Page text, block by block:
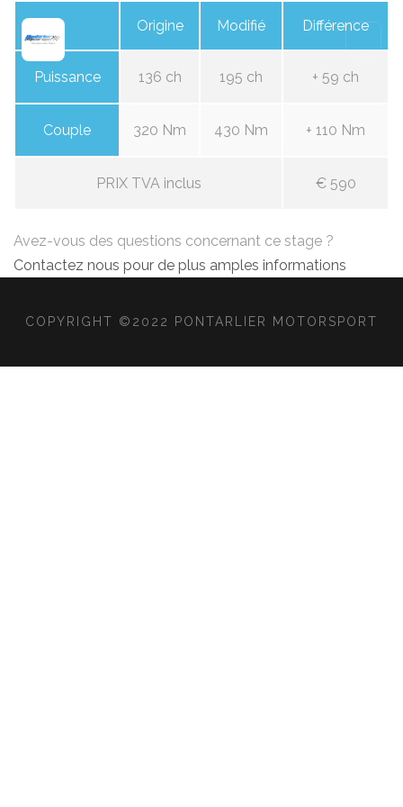
Origine Modifié Différence
Puissance 136 ch 195 ch + 59 ch
Couple 320 Nm 430 Nm + 110 Nm
PRIX TVA inclus € 590
Avez-vous des questions concernant ce stage ?
Contactez nous pour de plus amples informations
COPYRIGHT ©2022 PONTARLIER MOTORSPORT